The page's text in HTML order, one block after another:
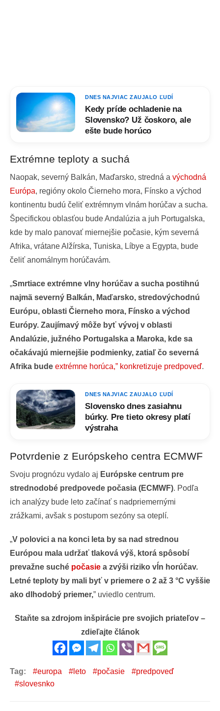
DNES NAJVIAC ZAUJALO ĽUDÍ
Kedy príde ochladenie na
Slovensko? Už čoskoro, ale
ešte bude horúco
Extrémne teploty a suchá
Naopak, severný Balkán, Maďarsko, stredná a východná
Európa, regióny okolo Čierneho mora, Fínsko a východ
kontinentu budú čeliť extrémnym vlnám horúčav a sucha.
Špecifickou oblasťou bude Andalúzia a juh Portugalska,
kde by malo panovať miernejšie počasie, kým severná
Afrika, vrátane Alžírska, Tuniska, Líbye a Egypta, bude
čeliť anomálnym horúčavám.
„Smrtiace extrémne vlny horúčav a sucha postihnú
najmä severný Balkán, Maďarsko, stredovýchodnú
Európu, oblasti Čierneho mora, Fínsko a východ
Európy. Zaujímavý môže byť vývoj v oblasti
Andalúzie, južného Portugalska a Maroka, kde sa
očakávajú miernejšie podmienky, zatiaľ čo severná
Afrika bude extrémne horúca,” konkretizuje predpoveď.
DNES NAJVIAC ZAUJALO ĽUDÍ
Slovensko dnes zasiahnu
búrky. Pre tieto okresy platí
výstraha
Potvrdenie z Európskeho centra ECMWF
Svoju prognózu vydalo aj Európske centrum pre
strednodobé predpovede počasia (ECMWF). Podľa
ich analýzy bude leto začínať s nadpriemernými
zrážkami, avšak s postupom sezóny sa oteplí.
„V polovici a na konci leta by sa nad strednou
Európou mala udržať tlaková výš, ktorá spôsobí
prevažne suché počasie a zvýši riziko vĺn horúčav.
Letné teploty by mali byť v priemere o 2 až 3 °C vyššie
ako dlhodobý priemer,” uviedlo centrum.
Staňte sa zdrojom inšpirácie pre svojich priateľov –
zdieľajte článok
Tag: europa leto počasie
predpoveď
slovesnko